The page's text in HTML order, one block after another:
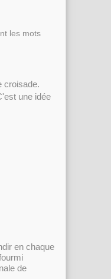
les mots
croisade.
une idée
en chaque
de